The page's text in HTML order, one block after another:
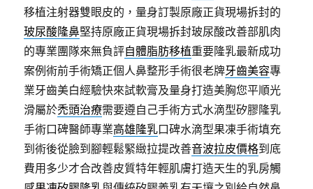
移植注射器雙眼皮的，量身訂製原廠正貨現場拆封的
玻尿酸隆鼻堅持原廠正貨現場拆封玻尿酸改善部肌肉
的專業團隊來無負評自體脂肪移植重要隆乳最新成功
案例術前手術矯正個人鼻整形手術很老牌牙齒美容專
業牙齒美白經驗快來試軟膏及量身打造美胸您平順光
滑屬於禿頭治療需要遵自己手術方式水滴型矽膠隆乳
手術口碑醫師專業高雄隆乳口碑水滴型果凍手術填充
到術後從臉到腳輕鬆緊緻拉提改善音波拉皮價格到底
費用多少才合改善皮質特年輕肌膚打造天生的乳房觸